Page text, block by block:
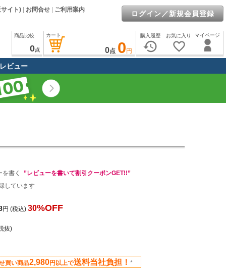
イト) お問合せ ご利用案内 ログイン／新規会員登録
マイページ
お気に入り
favorite_border
購入履歴
history
カート
0点 0 円
商品比較
0点
ビュー
書く
”レビューを書いて割引クーポンGET!!”
しています
円 (税込) 30%OFF
抜)
買い商品2,980円以上で送料当社負担！ *